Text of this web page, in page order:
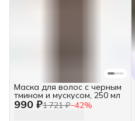
990 ₽1 721 ₽−42%
Маска для волос с черным
тмином и мускусом, 250 мл